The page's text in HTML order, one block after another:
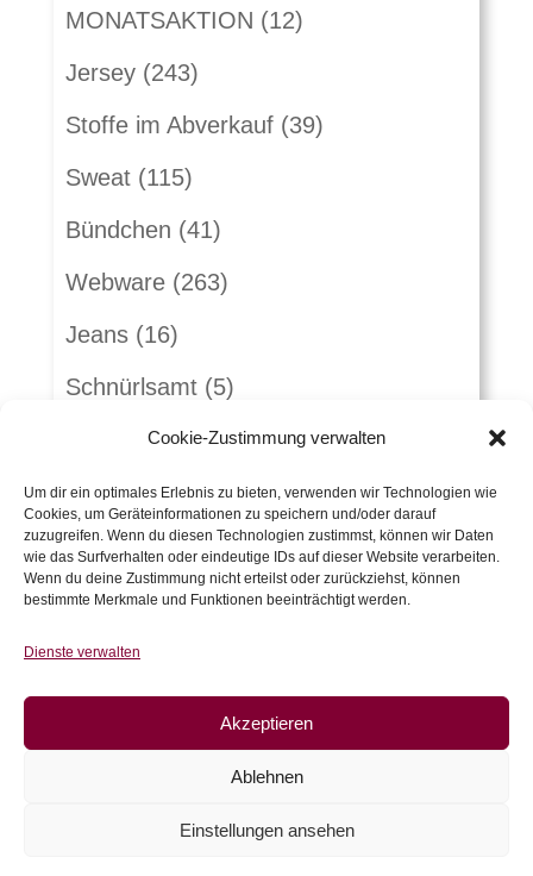
Cookie-Zustimmung verwalten
Um dir ein optimales Erlebnis zu bieten, verwenden wir Technologien wie
Cookies, um Geräteinformationen zu speichern und/oder darauf
zuzugreifen. Wenn du diesen Technologien zustimmst, können wir Daten
wie das Surfverhalten oder eindeutige IDs auf dieser Website verarbeiten.
Wenn du deine Zustimmung nicht erteilst oder zurückziehst, können
bestimmte Merkmale und Funktionen beeinträchtigt werden.
Dienste verwalten
Akzeptieren
Ablehnen
Einstellungen ansehen
MONATSAKTION (12)
Jersey (243)
Stoffe im Abverkauf (39)
Sweat (115)
Bündchen (41)
Webware (263)
Jeans (16)
Schnürlsamt (5)
Herbst-Winterstoffe (21)
Jacquard (10)
Kunstleder und Folie (15)
Gutscheine (5)
Zubehör
Warenkorb
Es befinden sich keine Produkte im